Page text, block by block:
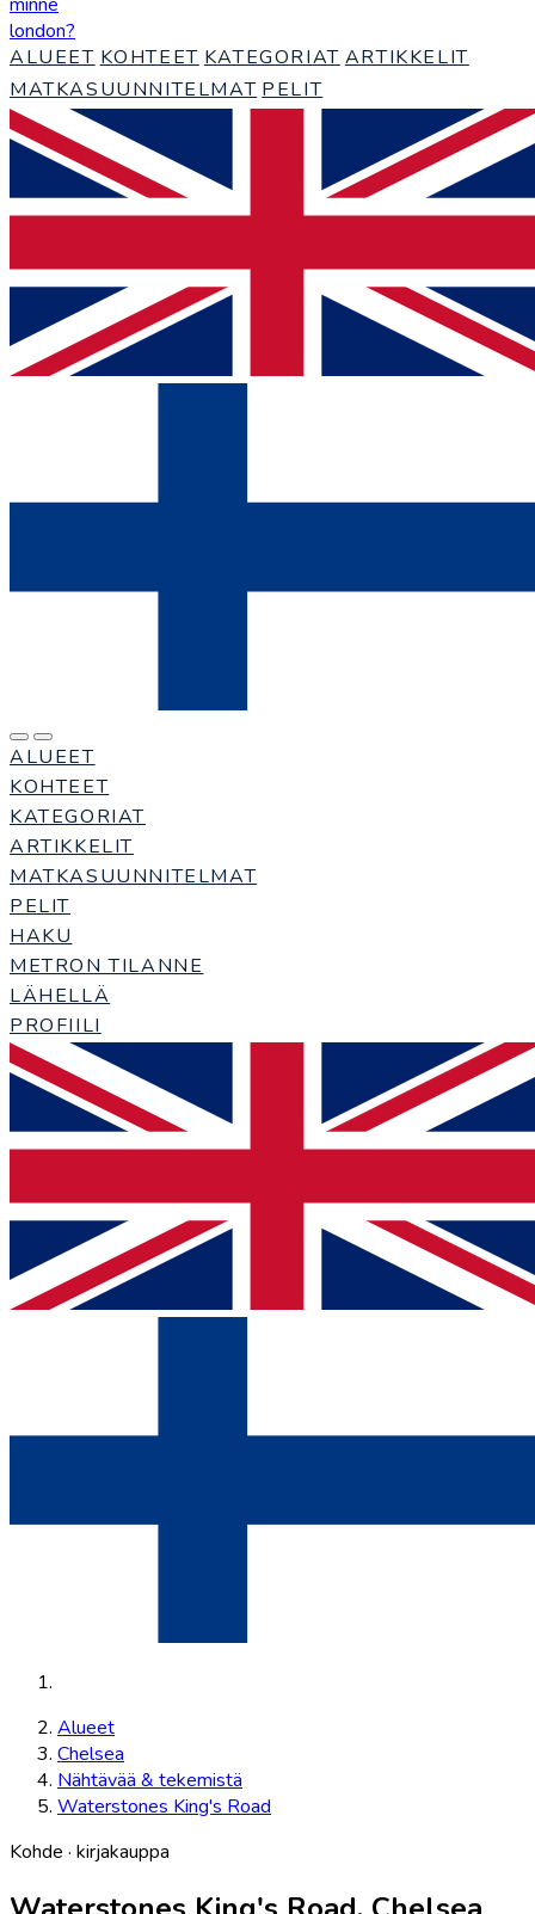
london?
ALUEET KOHTEET KATEGORIAT ARTIKKELIT
MATKASUUNNITELMAT PELIT
ALUEET
KOHTEET
KATEGORIAT
ARTIKKELIT
MATKASUUNNITELMAT
PELIT
HAKU
METRON TILANNE
LÄHELLÄ
PROFIILI
Alueet
Chelsea
Nähtävää & tekemistä
Waterstones King's Road
Kohde · kirjakauppa